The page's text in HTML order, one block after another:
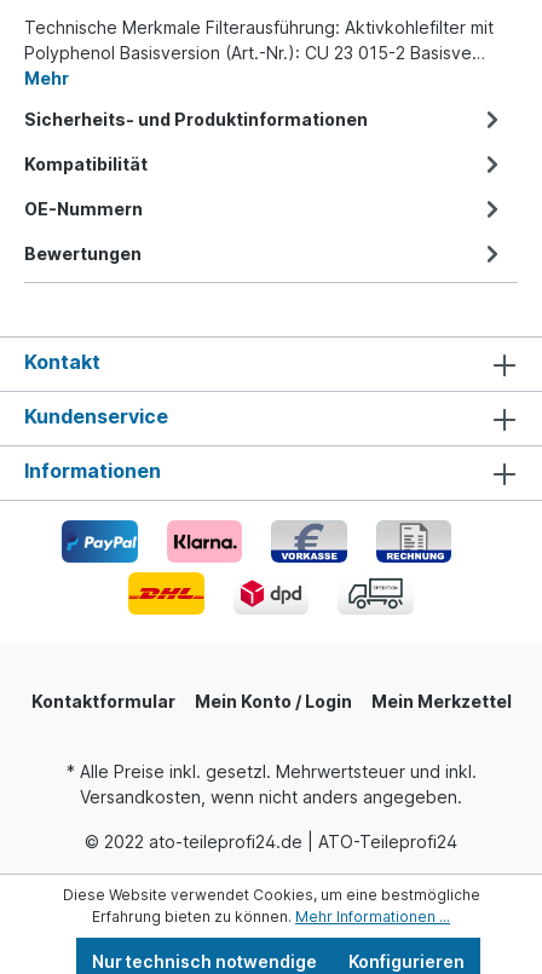
Technische Merkmale Filterausführung: Aktivkohlefilter mit
Polyphenol Basisversion (Art.-Nr.): CU 23 015-2 Basisve…
Mehr
Sicherheits- und Produktinformationen
Kompatibilität
OE-Nummern
Bewertungen
Kontakt
Kundenservice
Informationen
Kontaktformular Mein Konto / Login Mein Merkzettel
* Alle Preise inkl. gesetzl. Mehrwertsteuer und inkl.
Versandkosten, wenn nicht anders angegeben.
© 2022 ato-teileprofi24.de | ATO-Teileprofi24
Diese Website verwendet Cookies, um eine bestmögliche
Erfahrung bieten zu können. Mehr Informationen ...
Nur technisch notwendige Konfigurieren